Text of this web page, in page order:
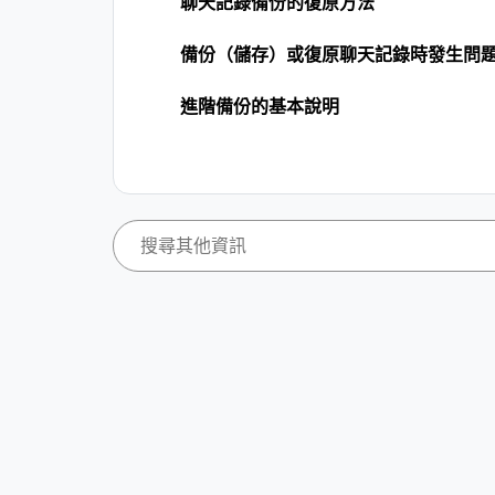
備份（儲存）或復原聊天記錄時發生問
進階備份的基本說明